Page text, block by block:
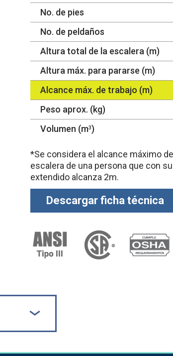
No. de pies
No. de peldaños
Altura total de la escalera (m)
Altura máx. para pararse (m)
Alcance máx. de trabajo (m)
Peso aprox. (kg)
Volumen (m3)
*Se considera el alcance máximo
escalera de una persona que con
extendido alcanza 2m.
Descargar ficha técnica